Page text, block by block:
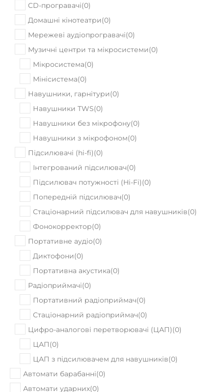
CD-програвачі(0)
Домашні кінотеатри(0)
Мережеві аудіопрогравачі(0)
Музичні центри та мікросистеми(0)
Мікросистема(0)
Мінісистема(0)
Навушники, гарнітури(0)
Навушники TWS(0)
Навушники без мікрофону(0)
Навушники з мікрофоном(0)
Підсилювачі (hi-fi)(0)
Інтегрований підсилювач(0)
Підсилювач потужності (Hi-Fi)(0)
Попередній підсилювач(0)
Стаціонарний підсилювач для навушників(0)
Фонокорректор(0)
Портативне аудіо(0)
Диктофони(0)
Портативна акустика(0)
Радіоприймачі(0)
Портативний радіоприймач(0)
Стаціонарний радіоприймач(0)
Цифро-аналогові перетворювачі (ЦАП)(0)
ЦАП(0)
ЦАП з підсилювачем для навушників(0)
Автомати барабанні(0)
Автомати ударних(0)